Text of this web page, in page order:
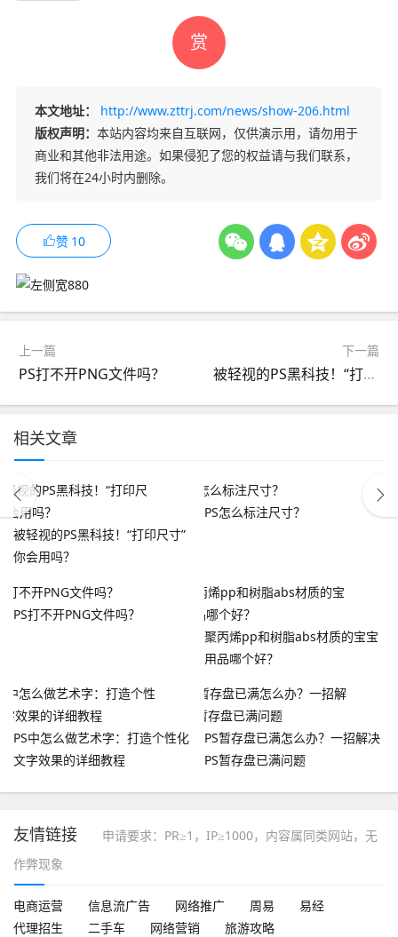
赏
本文地址：
http://www.zttrj.com/news/show-206.html
版权声明： 本站内容均来自互联网，仅供演示用，请勿用于
商业和其他非法用途。如果侵犯了您的权益请与我们联系，
我们将在24小时内删除。
赞 10
上一篇
PS打不开PNG文件吗？
下一篇
被轻视的PS黑科技！“打印尺寸”你会用吗？
相关文章
被轻视的PS黑科技！“打印尺寸”
你会用吗？
PS怎么标注尺寸？
PS打不开PNG文件吗？
聚丙烯pp和树脂abs材质的宝宝
用品哪个好？
PS中怎么做艺术字：打造个性化
文字效果的详细教程
PS暂存盘已满怎么办？一招解决
PS暂存盘已满问题
友情链接
申请要求：PR≥1，IP≥1000，内容属同类网站，无
作弊现象
电商运营 信息流广告 网络推广 周易
易经
代理招生
二手车 网络营销
旅游攻略